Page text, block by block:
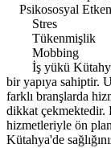
Psikososyal
Stres
Tükenmişlik
Mobbing
İş yükü Kütahya
bir yapıya sahiptir.
farklı branşlarda
dikkat çekmektedir.
hizmetleriyle ön
Kütahya'de